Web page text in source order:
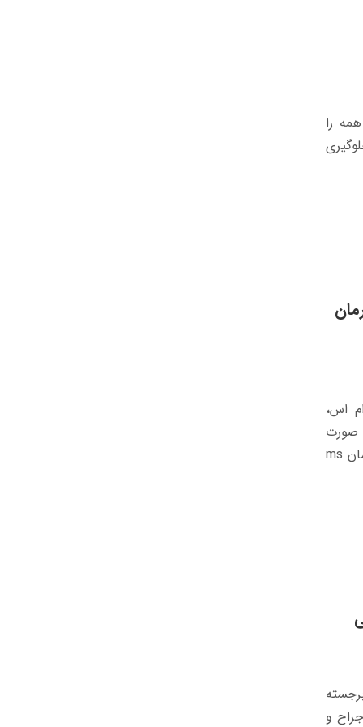
را
اس،
به‌منظور تسکین علائم و کند کردن پیشرفت بیماری برای بهبود درمان MS صورت
گرفته تا روند درمان بهتر مدیریت شود. در این مقاله به معرفی داروهای درمان ms
و